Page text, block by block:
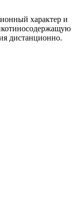
характер и
дистанционно.